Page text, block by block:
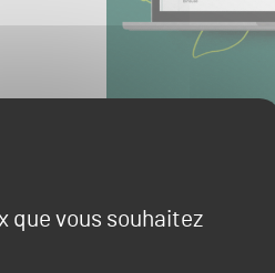
que vous souhaitez